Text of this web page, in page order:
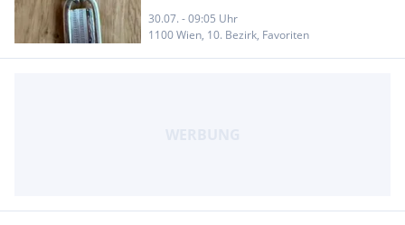
30.07. - 09:05 Uhr
1100 Wien, 10. Bezirk, Favoriten